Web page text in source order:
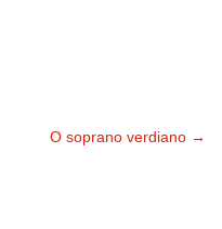
O soprano verdiano →